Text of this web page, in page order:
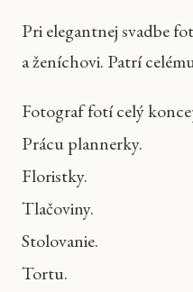
Pri elegantnej svadbe
a ženíchovi. Patrí
Fotograf fotí celý
Prácu plannerky.
Floristky.
Tlačoviny.
Stolovanie.
Tortu.